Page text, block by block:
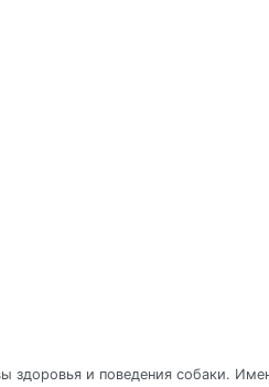
и поведения собаки.